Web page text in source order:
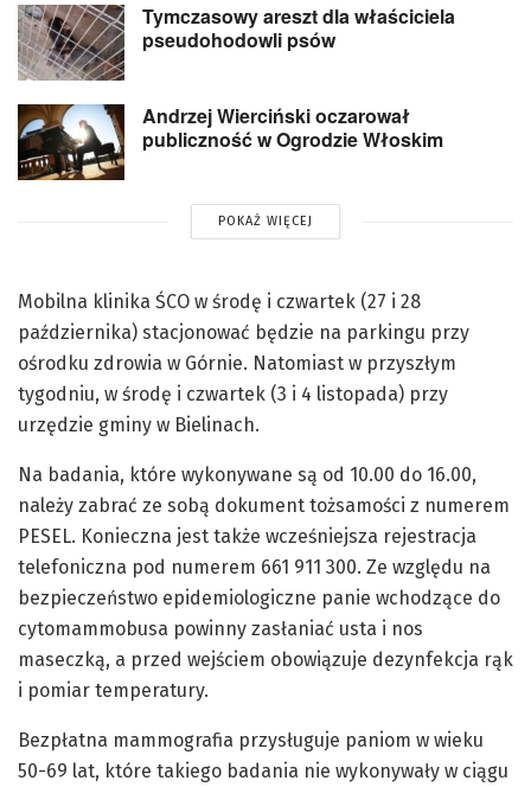
Tymczasowy areszt dla właściciela
pseudohodowli psów
Andrzej Wierciński oczarował
publiczność w Ogrodzie Włoskim
POKAŻ WIĘCEJ
Mobilna klinika ŚCO w środę i czwartek (27 i 28
października) stacjonować będzie na parkingu przy
ośrodku zdrowia w Górnie. Natomiast w przyszłym
tygodniu, w środę i czwartek (3 i 4 listopada) przy
urzędzie gminy w Bielinach.
Na badania, które wykonywane są od 10.00 do 16.00,
należy zabrać ze sobą dokument tożsamości z numerem
PESEL. Konieczna jest także wcześniejsza rejestracja
telefoniczna pod numerem 661 911 300. Ze względu na
bezpieczeństwo epidemiologiczne panie wchodzące do
cytomammobusa powinny zasłaniać usta i nos
maseczką, a przed wejściem obowiązuje dezynfekcja rąk
i pomiar temperatury.
Bezpłatna mammografia przysługuje paniom w wieku
50-69 lat, które takiego badania nie wykonywały w ciągu